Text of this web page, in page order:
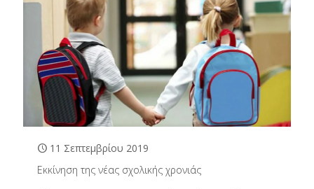
11 Σεπτεμβρίου 2019
Εκκίνηση της νέας σχολικής χρονιάς